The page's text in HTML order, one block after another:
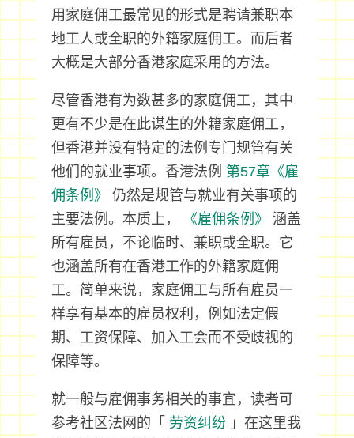
用家庭佣工最常见的形式是聘请兼职本
地工人或全职的外籍家庭佣工。而后者
大概是大部分香港家庭采用的方法。
尽管香港有为数甚多的家庭佣工，其中
更有不少是在此谋生的外籍家庭佣工，
但香港并没有特定的法例专门规管有关
他们的就业事项。香港法例 第57章《雇
佣条例》
仍然是规管与就业有关事项的
主要法例。本质上，
《雇佣条例》
涵盖
所有雇员，不论临时、兼职或全职。它
也涵盖所有在香港工作的外籍家庭佣
工。简单来说，家庭佣工与所有雇员一
样享有基本的雇员权利，例如法定假
期、工资保障、加入工会而不受歧视的
保障等。
就一般与雇佣事务相关的事宜，读者可
参考社区法网的「 劳资纠纷」在这里我